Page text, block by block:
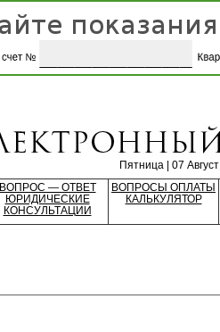
Пятница | 07
ВОПРОС — ОТВЕТ
ЮРИДИЧЕСКИЕ
КОНСУЛЬТАЦИИ
ВОПРОСЫ ОПЛАТЫ
КАЛЬКУЛЯТОР